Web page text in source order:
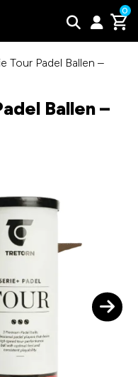
0
Tour Padel Ballen –
Ballen –